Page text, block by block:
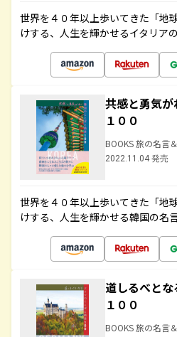
世界を４０年以上歩いてきた「地
けする、人生を輝かせるイタリア
共感と勇気
１００
BOOKS 旅の名言
2022.11.04 発売
世界を４０年以上歩いてきた「地
けする、人生を輝かせる韓国の名
道しるべと
１００
BOOKS 旅の名言